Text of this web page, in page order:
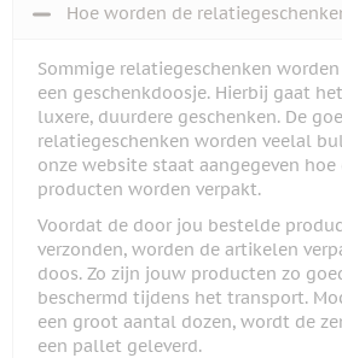
Hoe worden de
Sommige relatiegeschenken
een geschenkdoosje. Hierbij gaat
luxere, duurdere geschenken. De
relatiegeschenken worden veelal
onze website staat aangegeven hoe
producten worden verpakt.
Voordat de door jou bestelde
verzonden, worden de artikelen
doos. Zo zijn jouw producten zo
beschermd tijdens het transport.
een groot aantal dozen, wordt de
een pallet geleverd.